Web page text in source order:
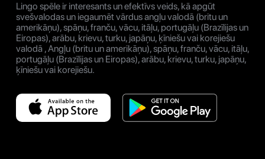
Lingo spēle ir interesants un efektīvs veids, kā apgūt
svešvalodas un iegaumēt vārdus angļu valodā (britu un
amerikāņu), spāņu, franču, vācu, itāļu, portugāļu (Brazīlijas un
Eiropas), arābu, krievu, turku, japāņu, ķīniešu vai korejiešu
valodā , Angļu (britu un amerikāņu), spāņu, franču, vācu, itāļu,
portugāļu (Brazīlijas un Eiropas), arābu, krievu, turku, japāņu,
ķīniešu vai korejiešu.